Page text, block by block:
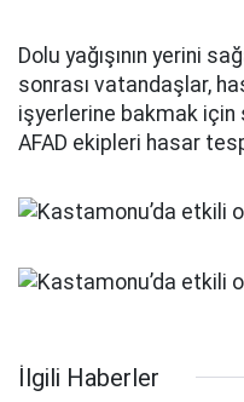
Dolu yağışının yerini
sonrası vatandaşlar,
işyerlerine bakmak için
AFAD ekipleri hasar
İlgili Haberler